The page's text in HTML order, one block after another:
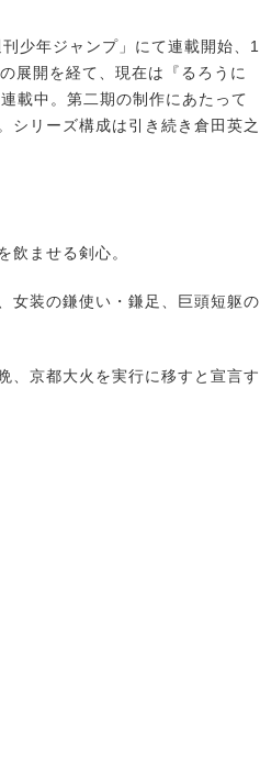
少年ジャンプ」にて連載開始、1
展開を経て、現在は『るろうに
載中。第二期の制作にあたって
シリーズ構成は引き続き倉田英之
ませる剣心。
女装の鎌使い・鎌足、巨頭短躯の
、京都大火を実行に移すと宣言す